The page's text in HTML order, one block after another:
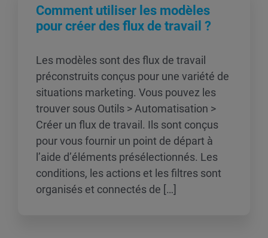
Comment utiliser les modèles
pour créer des flux de travail ?
Les modèles sont des flux de travail
préconstruits conçus pour une variété de
situations marketing. Vous pouvez les
trouver sous Outils > Automatisation >
Créer un flux de travail. Ils sont conçus
pour vous fournir un point de départ à
l’aide d’éléments présélectionnés. Les
conditions, les actions et les filtres sont
organisés et connectés de […]